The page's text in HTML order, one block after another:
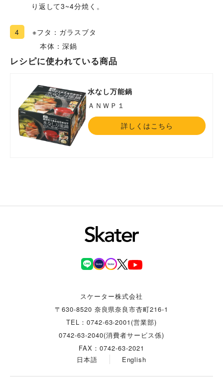
り返して3~4分焼く。
4
※フタ：ガラスブタ
本体：深鍋
レシピに使われている商品
水なし万能鍋
ＡＮＷＰ１
詳しくはこちら
スケーター株式会社
〒630-8520 奈良県奈良市杏町216-1
TEL：0742-63-2001(営業部)
0742-63-2040(消費者サービス係)
FAX：0742-63-2021
English
日本語